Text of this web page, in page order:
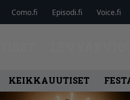
Como.fi Episodi.fi Voice.fi
KEIKKAUUTISET